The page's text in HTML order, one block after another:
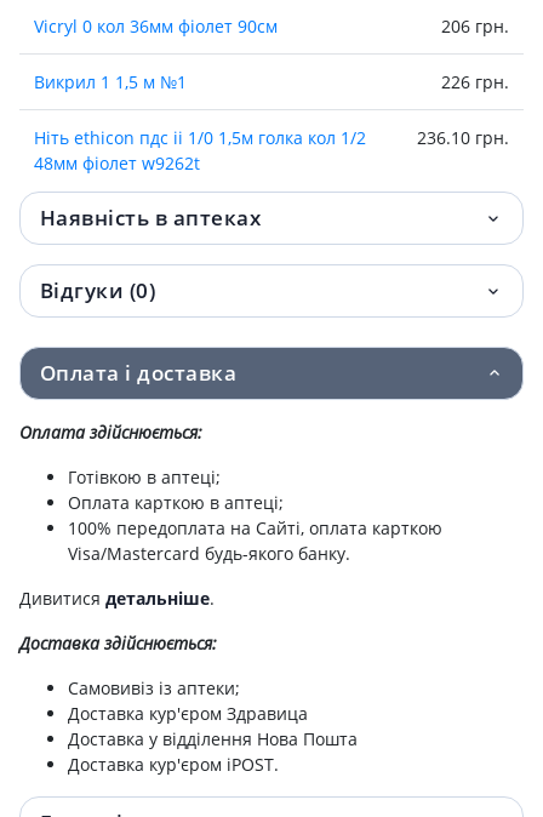
Vicryl 0 кол 36мм фiолет 90см 206 грн.
Викрил 1 1,5 м №1 226 грн.
Нiть ethicon пдс ii 1/0 1,5м голка кол 1/2
48мм фiолет w9262t
236.10 грн.
ВIКРИЛ 2/0 75СМ W9941 | 251 грн.
Pds ii (полiдiаксанон/монофiламентна
нитка) usp2/0 колюча голка 26мм 70см
264.10 грн.
Вiкрил 3/0 фиолет. 75 см голка колюча
20 мм №1
324 грн.
Вiкрил 0 б/голки250см w9000
Нитки pds 3.5 петля usp 0 кол голка
40мм 1/2 150см w9236t
lt400
Вiкрил 1 б/голки 2.5м w9001
Вiкрил 3/0 зворотньо-рiж 26мм нефарб
75см w9890
Ніть ethicon пдс II 5/0 голка 13мм кол
446.40 грн.
Наявність в аптеках
Відгуки (0)
Оплата і доставка
Оплата здійснюється:
Готівкою в аптеці;
Оплата карткою в аптеці;
100% передоплата на Сайті, оплата карткою
Visa/Mastercard будь-якого банку.
Дивитися детальніше.
Доставка здійснюється:
Самовивіз із аптеки;
Доставка кур'єром Здравица
Доставка у відділення Нова Пошта
Доставка кур'єром iPOST.